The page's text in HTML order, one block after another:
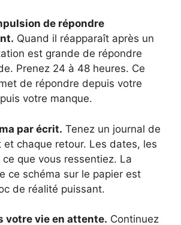
de répondre
Quand il réapparaît après un
est grande de répondre
Prenez 24 à 48 heures. Ce
de répondre depuis votre
votre manque.
par écrit. Tenez un journal de
et chaque retour. Les dates, les
que vous ressentiez. La
ce schéma sur le papier est
de réalité puissant.
votre vie en attente. Continuez